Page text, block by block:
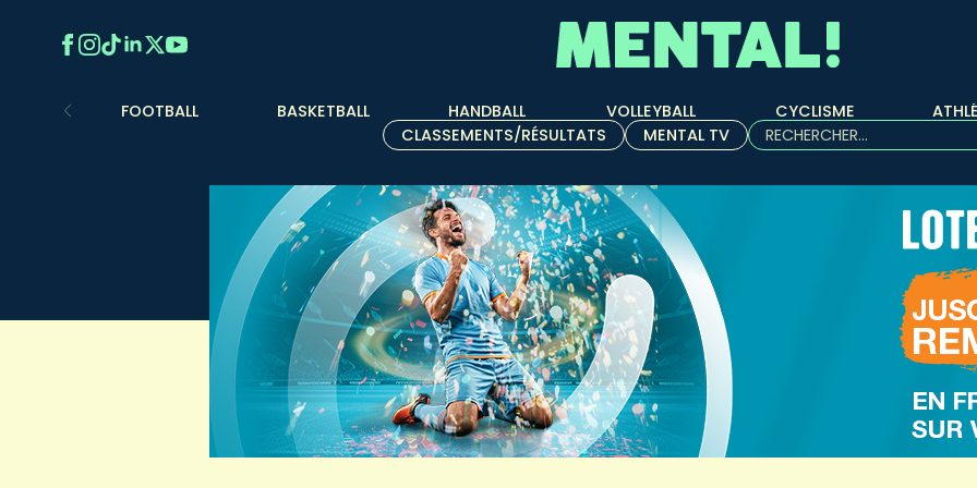
FOOTBALL BASKETBALL HANDBALL VOLLEYBALL CYCLISME
CLASSEMENTS/RÉSULTATS
MENTAL TV
Rechercher :